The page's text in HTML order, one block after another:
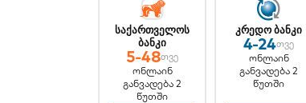
საქართველოს
ბანკი
5-48თვე
ონლაინ
განვადება 2
წუთში
კრედო ბანკი
4-24თვე
ონლაინ
განვადება 2
წუთში